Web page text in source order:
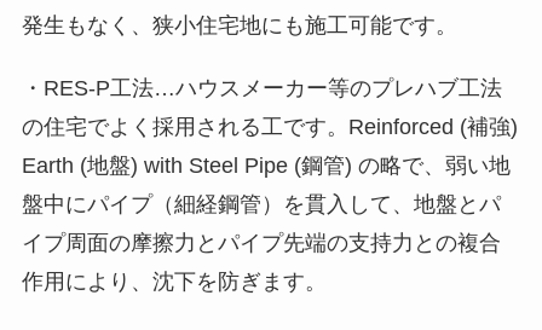
発生もなく、狭小住宅地にも施工可能です。
・RES-P工法…ハウスメーカー等のプレハブ工法
の住宅でよく採用される工です。Reinforced (補強)
Earth (地盤) with Steel Pipe (鋼管) の略で、弱い地
盤中にパイプ（細経鋼管）を貫入して、地盤とパ
イプ周面の摩擦力とパイプ先端の支持力との複合
作用により、沈下を防ぎます。